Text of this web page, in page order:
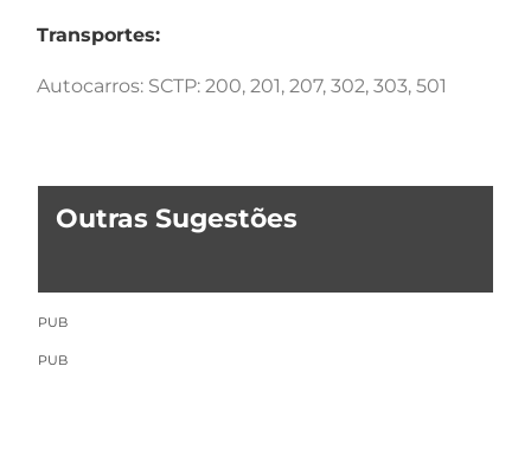
Transportes:
Autocarros: SCTP: 200, 201, 207, 302, 303, 501
Outras Sugestões
PUB
PUB